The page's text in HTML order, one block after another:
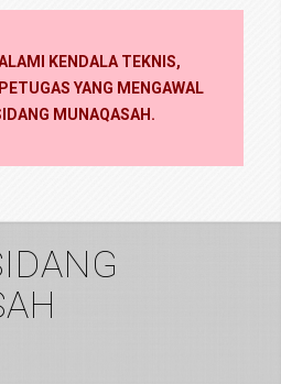
KENDALA TEKNIS,
YANG MENGAWAL
MUNAQASAH.